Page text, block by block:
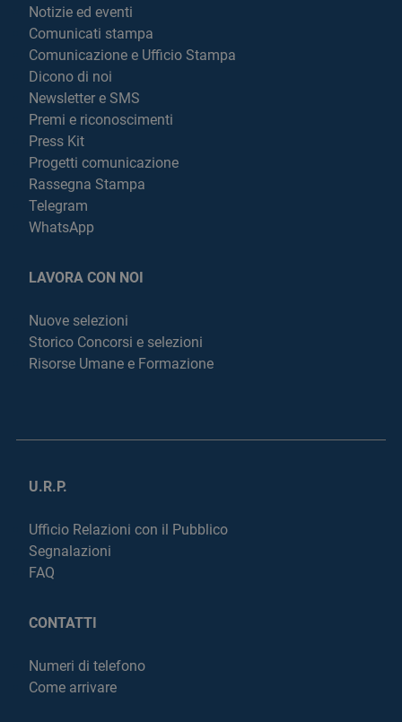
Notizie ed eventi
Comunicati stampa
Comunicazione e Ufficio Stampa
Dicono di noi
Newsletter e SMS
Premi e riconoscimenti
Press Kit
Progetti comunicazione
Rassegna Stampa
Telegram
WhatsApp
LAVORA CON NOI
Nuove selezioni
Storico Concorsi e selezioni
Risorse Umane e Formazione
U.R.P.
Ufficio Relazioni con il Pubblico
Segnalazioni
FAQ
CONTATTI
Numeri di telefono
Come arrivare